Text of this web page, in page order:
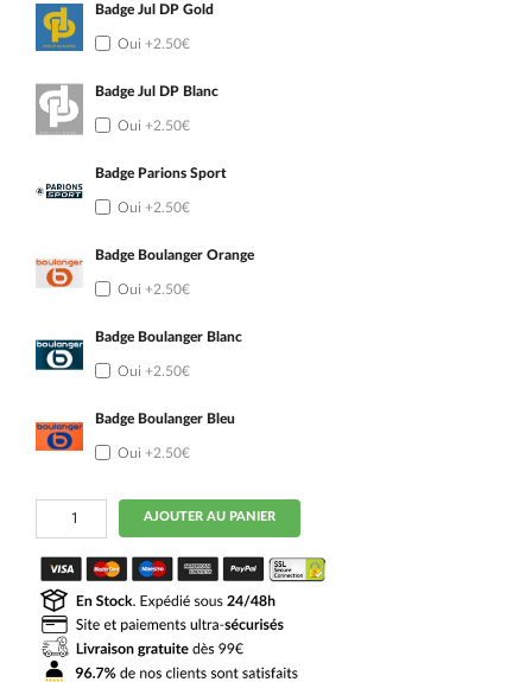
Badge Jul DP Gold
Oui +2.50€
Badge Jul DP Blanc
Oui +2.50€
Badge Parions Sport
Oui +2.50€
Badge Boulanger Orange
Oui +2.50€
Badge Boulanger Blanc
Oui +2.50€
Badge Boulanger Bleu
Oui +2.50€
quantité
Maillot
Match
OM
Exterieur
2025
2026
AJOUTER AU PANIER